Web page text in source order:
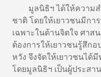
มูลนิธิฯ ได้ให้ความส
ชาติ โดยให้เยาวชนมีก
เฉพาะในด้านจิตใจ ศาส
ต้องการให้เยาวชนรู้สึก
หวัง จึงจัดให้เยาวชนได้
โดยมูลนิธิฯ เป็นผู้ประสา